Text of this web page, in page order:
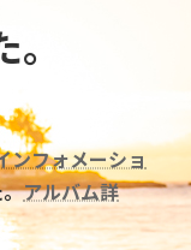
フォメーショ
アルバム詳